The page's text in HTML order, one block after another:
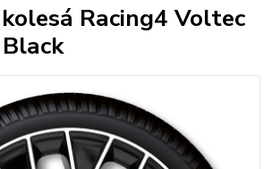
Racing4 Voltec